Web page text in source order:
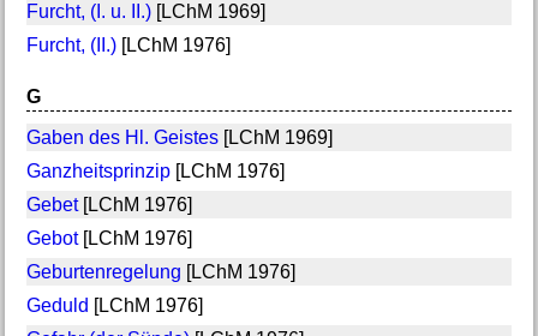
Furcht, (I. u. II.)[LChM 1969]
Furcht, (II.)[LChM 1976]
G
Gaben des Hl. Geistes[LChM 1969]
Ganzheitsprinzip[LChM 1976]
Gebet[LChM 1976]
Gebot[LChM 1976]
Geburtenregelung [LChM 1976]
Geduld [LChM 1976]